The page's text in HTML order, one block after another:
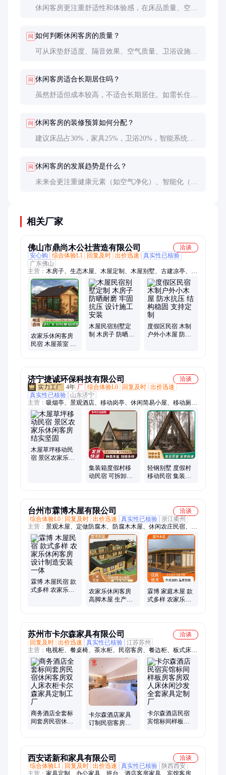
休闲客房更注重舒适性和体验感，在床品质量、空间
问 如何判断休闲客房的质量？
可从床垫舒适度、隔音效果、空气质量、卫浴设施等
问 休闲客房适合长期居住吗？
虽然舒适但成本较高，不适合长期居住。如需长住，
问 休闲客房的装修预算如何分配？
建议床品占30%，家具25%，卫浴20%，智能系统
问 休闲客房的发展趋势是什么？
未来会更注重健康元素（如空气净化）、智能化（如
相关厂家
佛山市鼎尚木公社营造有限公司
洽谈
安心购
综合体验L1 回复及时 出价迅速
真实性已核验
广东佛山
主营： 木房子、生态木屋、木屋定制、木屋别墅、古建凉亭、木
屋民宿、简约木屋、古建木屋、防腐木屋、异形木屋、防腐木凉
亭、三角形木屋、防腐木木屋、景观六角亭子、户外景区民宿、
景观农家乐民宿、三角形防腐木木房子、异形木屋别墅、景区露
营地民宿、防腐木景观工程、三角木屋景区民宿、户外木房子、
生态别墅木房子、三角景观木屋、户外组装木房子
农家乐休闲客房
民宿 木屋茶室 防
木屋民宿别墅定
制 木房子 防晒耐
度假区民宿 木制
户外小木屋 防水
济宁捷诚环保科技有限公司
洽谈
4年 厂 综合体验L0 回复及时 出价迅速
真实性已核验
山东济宁
主营： 吸烟亭、景观酒店、移动岗亭、休闲简易小屋、移动厕
所、移动民宿、移动公厕、移动集装箱民宿、移动集装箱房屋、
创意集装箱房屋
木屋草坪移动民
宿 景区农家乐休
集装箱度假村移
动民宿 可拆卸休
轻钢别墅 度假村
移动民宿 集装箱
台州市霖博木屋有限公司
洽谈
综合体验L0
回复及时 出价迅速 真实性已核验 浙江衢州
主营： 景观木屋、定做防腐木、防腐木木屋、休闲农庄民宿、木
木屋别墅、户外景观工程、生态景区木屋
霖博 木屋民宿 款
式多样 农家乐休
农家乐休闲客房
高脚木屋 生产厂
霖博 家庭木屋 款
式多样 农家乐休
苏州市卡尔森家具有限公司
洽谈
回复及时 出价迅速 真实性已核验 江苏苏州
主营： 电视柜、餐桌椅、茶水柜、民宿客房、餐边柜、板式床、
样板房、挂衣架、全套家具、书桌铁艺、洽谈桌椅、家具定制、
沙发组合、板式家具、洽谈沙发、民宿家具、实木沙发、宾馆家
具、实木茶几、酒店家具、中式家具、酒店公寓、餐厅家具、酒
店宾馆、铁艺餐椅
商务酒店全套标
间套房民宿休闲
卡尔森酒店家具
订制民宿客房简
卡尔森酒店民宿
宾馆标间样板房
西安诺新和家具有限公司
洽谈
综合体验L1
回复及时 出价迅速 真实性已核验
陕西西安